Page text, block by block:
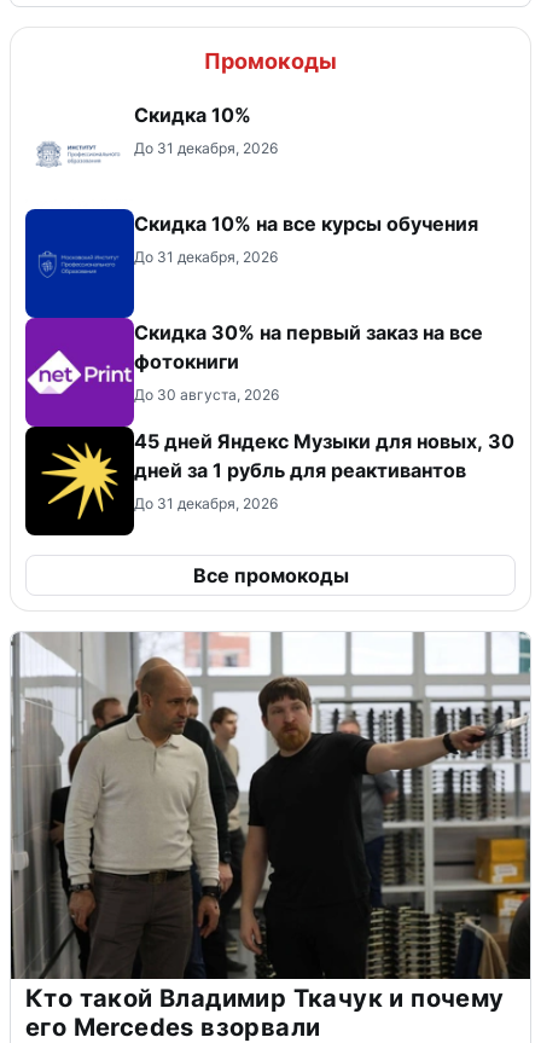
Промокоды
Скидка 10%
До 31 декабря, 2026
Скидка 10% на все курсы обучения
До 31 декабря, 2026
Cкидка 30% на первый заказ на все
фотокниги
До 30 августа, 2026
45 дней Яндекс Музыки для новых, 30
дней за 1 рубль для реактивантов
До 31 декабря, 2026
Все промокоды
Кто такой Владимир Ткачук и почему
его Mercedes взорвали